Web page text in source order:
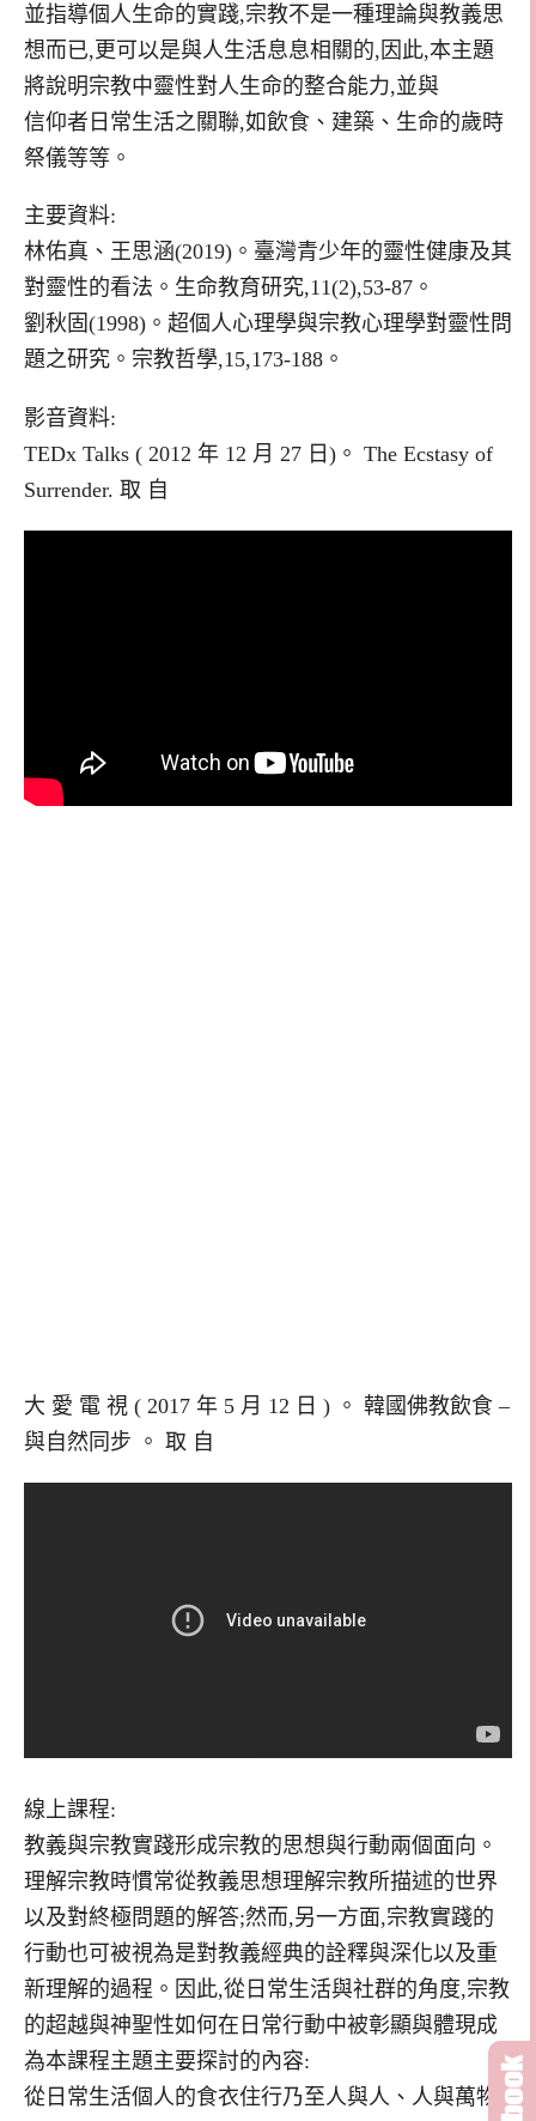
並指導個人生命的實踐,宗教不是一種理論與教義思
想而已,更可以是與人生活息息相關的,因此,本主題
將說明宗教中靈性對人生命的整合能力,並與
信仰者日常生活之關聯,如飲食、建築、生命的歲時
祭儀等等。
主要資料:
林佑真、王思涵(2019)。臺灣青少年的靈性健康及其
對靈性的看法。生命教育研究,11(2),53-87。
劉秋固(1998)。超個人心理學與宗教心理學對靈性問
題之研究。宗教哲學,15,173-188。
影音資料:
TEDx Talks ( 2012 年 12 月 27 日)。 The Ecstasy of
Surrender. 取 自
大 愛 電 視 ( 2017 年 5 月 12 日 ) 。 韓國佛教飲食 –
與自然同步 。 取 自
線上課程:
教義與宗教實踐形成宗教的思想與行動兩個面向。
理解宗教時慣常從教義思想理解宗教所描述的世界
以及對終極問題的解答;然而,另一方面,宗教實踐的
行動也可被視為是對教義經典的詮釋與深化以及重
新理解的過程。因此,從日常生活與社群的角度,宗教
的超越與神聖性如何在日常行動中被彰顯與體現成
為本課程主題主要探討的內容:
從日常生活個人的食衣住行乃至人與人、人與萬物